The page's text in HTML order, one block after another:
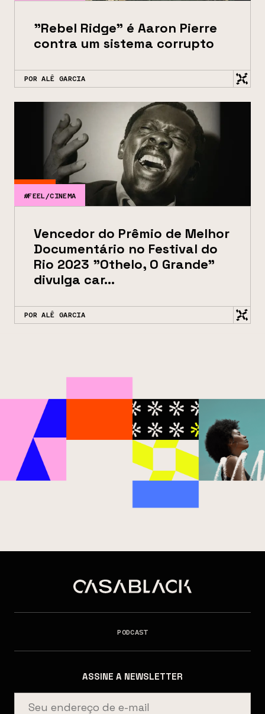
"Rebel Ridge" é Aaron Pierre
contra um sistema corrupto
POR ALÊ GARCIA
#FEEL/CINEMA
Vencedor do Prêmio de Melhor
Documentário no Festival do
Rio 2023 "Othelo, O Grande"
divulga car...
POR ALÊ GARCIA
PODCAST
ASSINE A NEWSLETTER